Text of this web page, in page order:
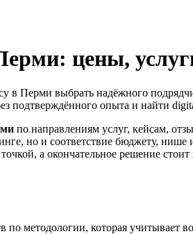
цены,
в Перми выбрать надёжного
подтверждённого опыта и найти
по направлениям услуг, кейсам,
но и соответствие бюджету,
а окончательное решение
методологии, которая учитывает